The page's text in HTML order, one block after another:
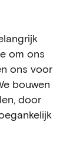
om ons
ons voor
bouwen
door